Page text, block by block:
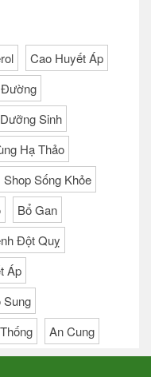
Cao Huyết Áp
Đường
Dưỡng Sinh
Hạ Thảo
Shop Sống Khỏe
Bổ Gan
Đột Quỵ
Áp
Sung
An Cung